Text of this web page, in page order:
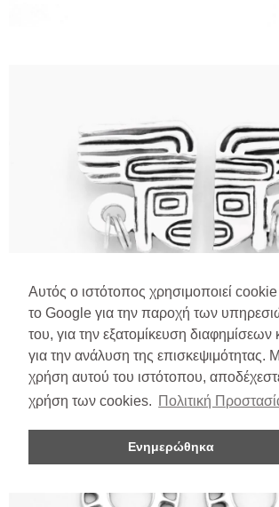
Αυτός ο ιστότοπος χρησιμοποιεί
το Google για την παροχή των
του, για την εξατομίκευση διαφημίσεων
για την ανάλυση της επισκεψιμότητας.
χρήση αυτού του ιστότοπου,
χρήση των cookies. Πολιτική
Ενημερώθηκα